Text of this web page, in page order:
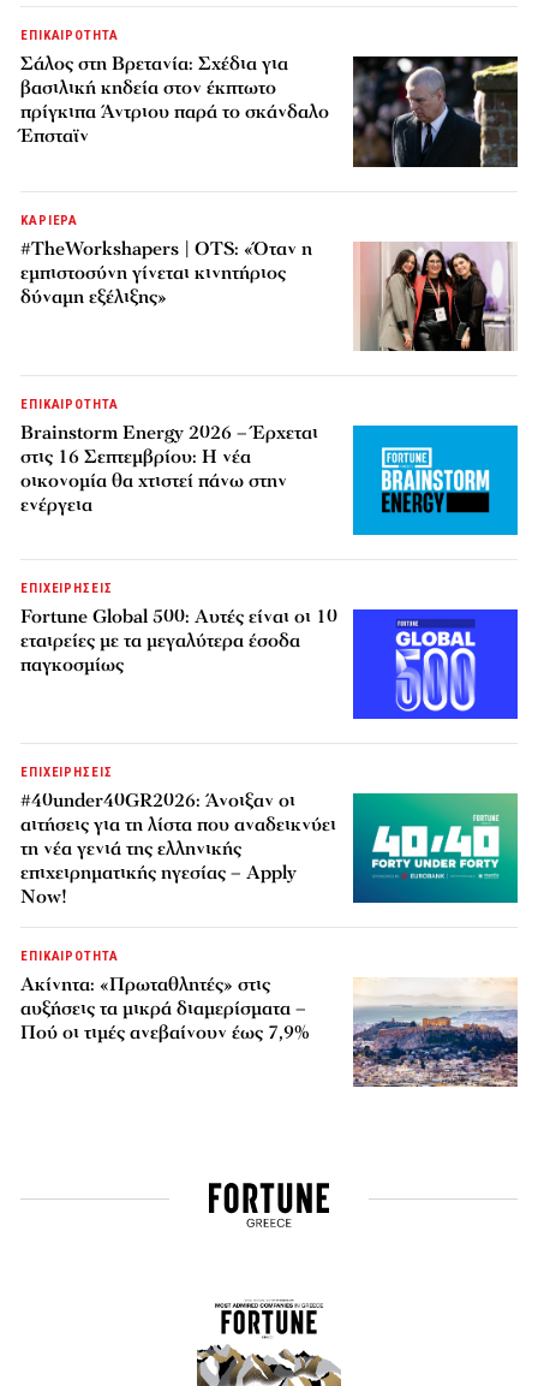
ΕΠΙΚΑΙΡΟΤΗΤΑ
Σάλος στη Βρετανία: Σχέδια για
βασιλική κηδεία στον έκπτωτο
πρίγκιπα Άντριου παρά το σκάνδαλο
Έπσταϊν
ΚΑΡΙΕΡΑ
#TheWorkshapers | OTS: «Όταν η
εμπιστοσύνη γίνεται κινητήριος
δύναμη εξέλιξης»
ΕΠΙΚΑΙΡΟΤΗΤΑ
Brainstorm Energy 2026 – Έρχεται
στις 16 Σεπτεμβρίου: Η νέα
οικονομία θα χτιστεί πάνω στην
ενέργεια
ΕΠΙΧΕΙΡΗΣΕΙΣ
Fortune Global 500: Αυτές είναι οι 10
εταιρείες με τα μεγαλύτερα έσοδα
παγκοσμίως
ΕΠΙΧΕΙΡΗΣΕΙΣ
#40under40GR2026: Άνοιξαν οι
αιτήσεις για τη λίστα που αναδεικνύει
τη νέα γενιά της ελληνικής
επιχειρηματικής ηγεσίας – Apply
Now!
ΕΠΙΚΑΙΡΟΤΗΤΑ
Ακίνητα: «Πρωταθλητές» στις
αυξήσεις τα μικρά διαμερίσματα –
Πού οι τιμές ανεβαίνουν έως 7,9%